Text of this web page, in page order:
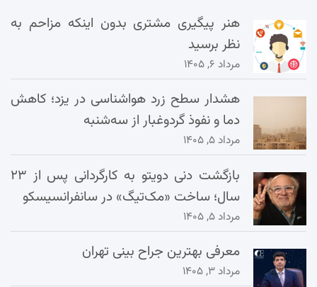
هنر پیگیری مشتری بدون اینکه مزاحم به
نظر برسید
مرداد ۶, ۱۴۰۵
هشدار سطح زرد هواشناسی در یزد؛ کاهش
دما و نفوذ گردوغبار از سه‌شنبه
مرداد ۵, ۱۴۰۵
بازگشت دنی دویتو به کارگردانی پس از ۲۳
سال؛ ساخت «مک‌تیگ» در سانفرانسیسکو
مرداد ۵, ۱۴۰۵
معرفی بهترین جراح بینی تهران
مرداد ۳, ۱۴۰۵